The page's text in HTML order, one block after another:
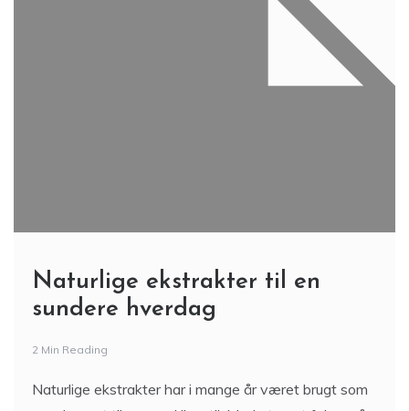
Naturlige ekstrakter til en
sundere hverdag
2 Min Reading
Naturlige ekstrakter har i mange år været brugt som